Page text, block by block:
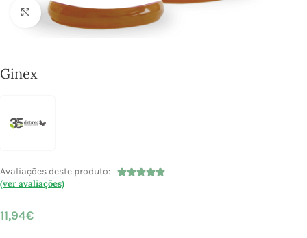
Click to enlarge
Ginex
Avaliações deste produto: 
(ver avaliações)
11,94€